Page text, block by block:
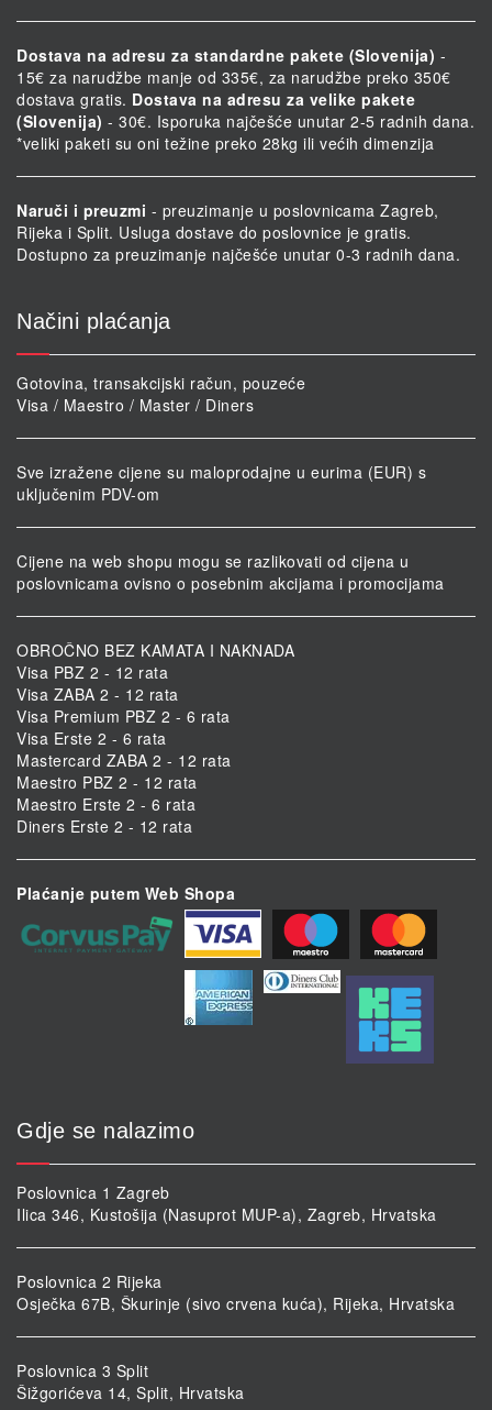
Dostava na adresu za standardne pakete (Slovenija) -
15€ za narudžbe manje od 335€, za narudžbe preko 350€
dostava gratis. Dostava na adresu za velike pakete
(Slovenija) - 30€. Isporuka najčešće unutar 2-5 radnih dana.
*veliki paketi su oni težine preko 28kg ili većih dimenzija
Naruči i preuzmi - preuzimanje u poslovnicama Zagreb,
Rijeka i Split. Usluga dostave do poslovnice je gratis.
Dostupno za preuzimanje najčešće unutar 0-3 radnih dana.
Načini plaćanja
Gotovina, transakcijski račun, pouzeće
Visa / Maestro / Master / Diners
Sve izražene cijene su maloprodajne u eurima (EUR) s
uključenim PDV-om
Cijene na web shopu mogu se razlikovati od cijena u
poslovnicama ovisno o posebnim akcijama i promocijama
OBROČNO BEZ KAMATA I NAKNADA
Visa PBZ 2 - 12 rata
Visa ZABA 2 - 12 rata
Visa Premium PBZ 2 - 6 rata
Visa Erste 2 - 6 rata
Mastercard ZABA 2 - 12 rata
Maestro PBZ 2 - 12 rata
Maestro Erste 2 - 6 rata
Diners Erste 2 - 12 rata
Plaćanje putem Web Shopa
Gdje se nalazimo
Poslovnica 1 Zagreb
Ilica 346, Kustošija (Nasuprot MUP-a), Zagreb, Hrvatska
Poslovnica 2 Rijeka
Osječka 67B, Škurinje (sivo crvena kuća), Rijeka, Hrvatska
Poslovnica 3 Split
Šižgorićeva 14, Split, Hrvatska